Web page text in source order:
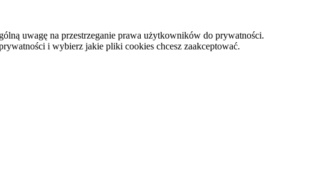
uwagę na przestrzeganie prawa użytkowników do prywatności.
i wybierz jakie pliki cookies chcesz zaakceptować.